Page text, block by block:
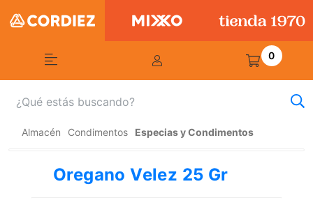
0
Almacén Condimentos Especias y Condimentos
Oregano Velez 25 Gr